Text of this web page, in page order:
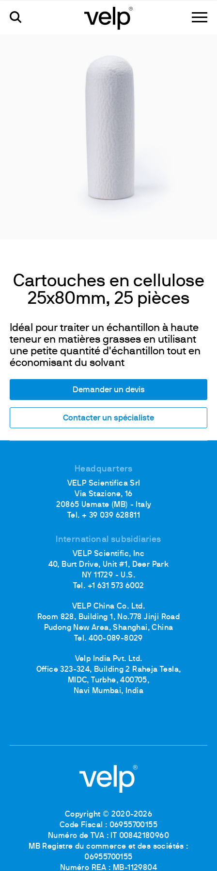
Cartouches en cellulose
25x80mm, 25 pièces
Idéal pour traiter un échantillon à haute
teneur en matières grasses en utilisant
une petite quantité d'échantillon tout en
économisant du solvant
Demander un devis
Contacter un spécialiste
Headquarters
VELP Scientifica Srl
Via Stazione, 16
20865 Usmate (MB) - Italy
Tel. + 39 039 628811
International subsidiaries
VELP Scientific, Inc
40, Burt Drive, Unit #1, Deer Park
NY 11729 - U.S.
Tel. +1 631 573 6002
VELP China Co. Ltd.
Room 828, Building 1, No.778 Jinji Road
Pudong New Area, Shanghai, China
Tel. 400-089-8029
Velp India Pvt. Ltd.
Office 323-324, Building 2 Raheja Tesla,
MIDC, Turbhe, 400705,
Navi Mumbai, India
Copyright © 2020-2026
Code Fiscal : 06955700155
Numéro de TVA : IT 00842180960
MB Registre du commerce et des sociétés :
06955700155
Numéro REA : MB-1129804